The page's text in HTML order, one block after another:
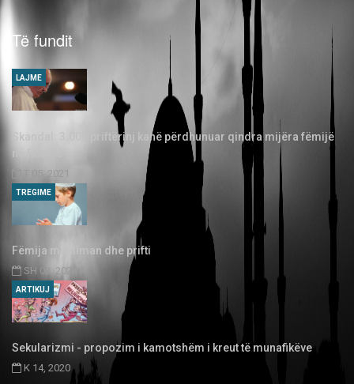
Të fundit
Skandal: 3.000 priftërinj kanë përdhunuar qindra mijëra fëmijë
T 05, 2021
LAJME
Fëmija musliman dhe prifti
SH 03, 2020
TREGIME
Sekularizmi - propozim i kamotshëm i kreut të munafikëve
K 14, 2020
ARTIKUJ